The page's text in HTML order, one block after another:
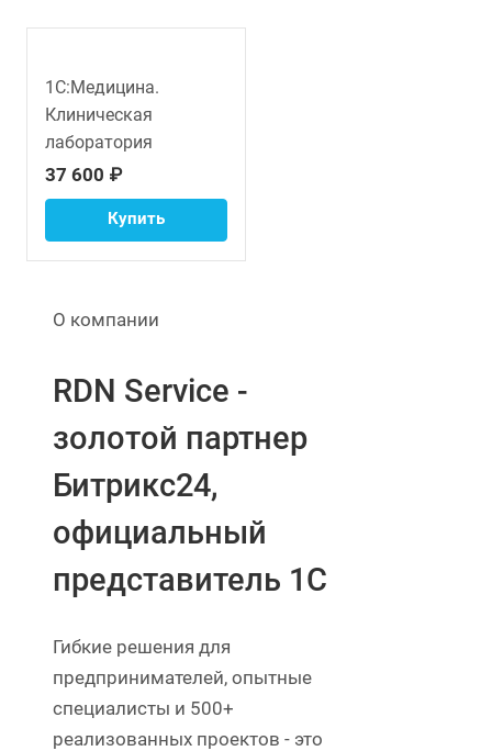
1С:Медицина.
Клиническая
лаборатория
37 600 ₽
Купить
О компании
RDN Service -
золотой партнер
Битрикс24,
официальный
представитель 1С
Гибкие решения для
предпринимателей, опытные
специалисты и 500+
реализованных проектов - это